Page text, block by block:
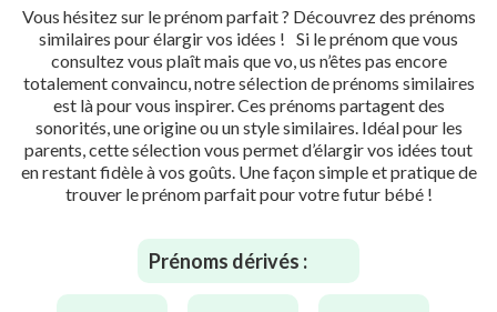
Vous hésitez sur le prénom parfait ? Découvrez des prénoms
similaires pour élargir vos idées ! Si le prénom que vous
consultez vous plaît mais que vo, us n’êtes pas encore
totalement convaincu, notre sélection de prénoms similaires
est là pour vous inspirer. Ces prénoms partagent des
sonorités, une origine ou un style similaires. Idéal pour les
parents, cette sélection vous permet d’élargir vos idées tout
en restant fidèle à vos goûts. Une façon simple et pratique de
trouver le prénom parfait pour votre futur bébé !
Prénoms dérivés :